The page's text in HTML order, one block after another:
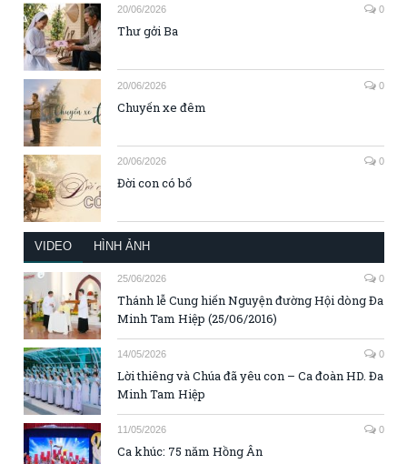
20/06/2026 0
Thư gởi Ba
20/06/2026 0
Chuyến xe đêm
20/06/2026 0
Đời con có bố
VIDEO HÌNH ẢNH
25/06/2026 0
Thánh lễ Cung hiến Nguyện đường Hội dòng Đa
Minh Tam Hiệp (25/06/2016)
14/05/2026 0
Lời thiêng và Chúa đã yêu con – Ca đoàn HD. Đa
Minh Tam Hiệp
11/05/2026 0
Ca khúc: 75 năm Hồng Ân